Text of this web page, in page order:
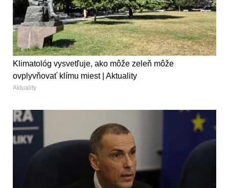
Klimatológ vysvetľuje, ako môže zeleň môže
ovplyvňovať klímu miest | Aktuality
Aktuality